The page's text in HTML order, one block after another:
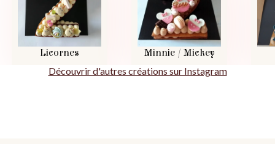
Licornes Minnie / Mickey
Découvrir d'autres créations sur Instagram